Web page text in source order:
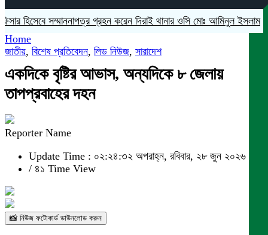
হিসেবে সম্মাননাপত্র গ্রহন করেন দিরাই থানার ওসি মোঃ আমিনুল ইসলাম
Home
জাতীয়, বিশেষ প্রতিবেদন, লিড নিউজ, সারাদেশ
একদিকে বৃষ্টির আভাস, অন্যদিকে ৮ জেলায়
তাপপ্রবাহের দহন
Reporter Name
Update Time : ০২:২৪:৩২ অপরাহ্ন, রবিবার, ২৮ জুন ২০২৬
/ ৪১ Time View
📸 নিউজ ফটোকার্ড ডাউনলোড করুন